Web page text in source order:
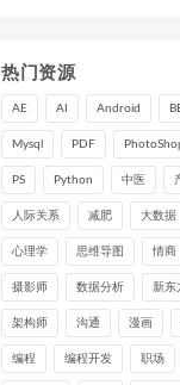
热门资源
AE AI Android
Mysql PDF
PS Python 中医
人际关系 减肥 大数据
心理学 思维导图 情商
摄影师 数据分析 新东
架构师 沟通 漫画
编程 编程开发 职场